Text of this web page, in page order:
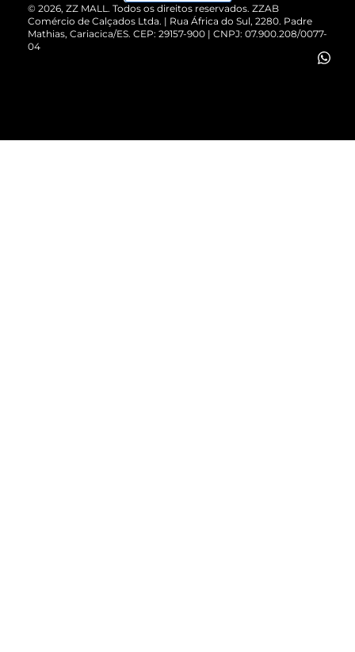
Cartão Presente
Vendas Corporativas
© 2026, ZZ MALL. Todos os direitos reservados. ZZAB
Comércio de Calçados Ltda. | Rua África do Sul, 2280. Padre
Mathias, Cariacica/ES. CEP: 29157-900 | CNPJ: 07.900.208/0077-
04